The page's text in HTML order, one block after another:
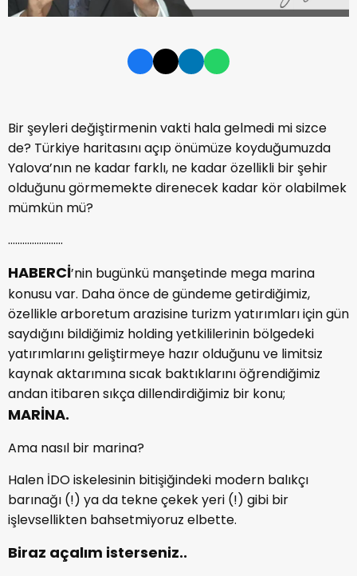
Bir şeyleri değiştirmenin vakti hala gelmedi mi sizce
de? Türkiye haritasını açıp önümüze koyduğumuzda
Yalova’nın ne kadar farklı, ne kadar özellikli bir şehir
olduğunu görmemekte direnecek kadar kör olabilmek
mümkün mü?
…………………..
HABERCİ’nin bugünkü manşetinde mega marina
konusu var. Daha önce de gündeme getirdiğimiz,
özellikle arboretum arazisine turizm yatırımları için gün
saydığını bildiğimiz holding yetkililerinin bölgedeki
yatırımlarını geliştirmeye hazır olduğunu ve limitsiz
kaynak aktarımına sıcak baktıklarını öğrendiğimiz
andan itibaren sıkça dillendirdiğimiz bir konu;
MARİNA.
Ama nasıl bir marina?
Halen İDO iskelesinin bitişiğindeki modern balıkçı
barınağı (!) ya da tekne çekek yeri (!) gibi bir
işlevsellikten bahsetmiyoruz elbette.
Biraz açalım isterseniz..